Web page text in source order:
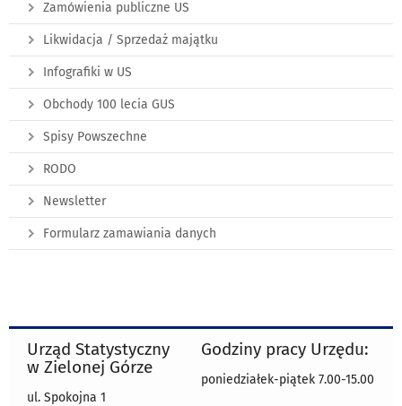
Zamówienia publiczne US
Likwidacja / Sprzedaż majątku
Infografiki w US
Obchody 100 lecia GUS
Spisy Powszechne
RODO
Newsletter
Formularz zamawiania danych
Urząd Statystyczny
w Zielonej Górze
ul. Spokojna 1
Godziny pracy Urzędu:
poniedziałek-piątek 7.00-15.00